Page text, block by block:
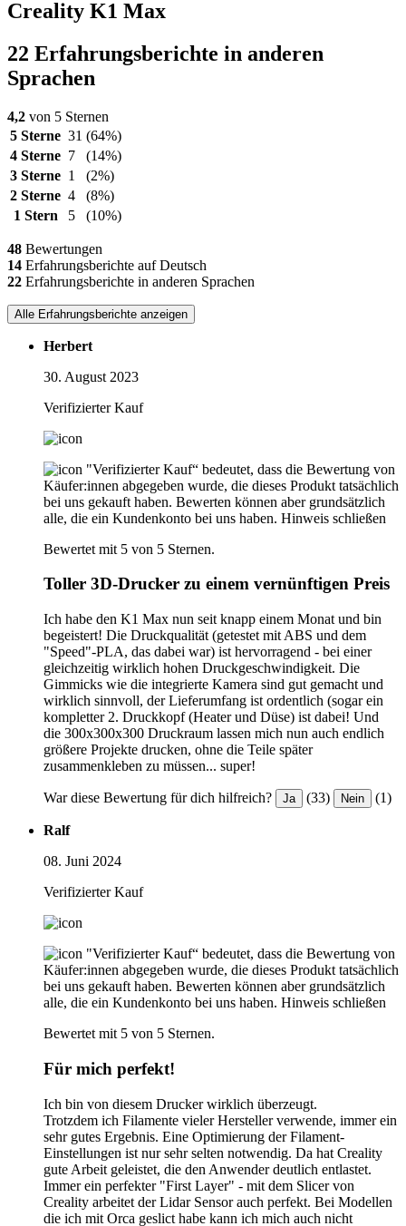
Creality K1 Max
22 Erfahrungsberichte in anderen
Sprachen
4,2 von 5 Sternen
5 Sterne 31 (64%)
4 Sterne 7
(14%)
3 Sterne 1
(2%)
2 Sterne 4
(8%)
1 Stern
5 (10%)
48 Bewertungen
14 Erfahrungsberichte auf Deutsch
22 Erfahrungsberichte in anderen Sprachen
Alle Erfahrungsberichte anzeigen
Herbert
30. August 2023
Verifizierter Kauf
"Verifizierter Kauf“ bedeutet, dass die Bewertung von
Käufer:innen abgegeben wurde, die dieses Produkt tatsächlich
bei uns gekauft haben. Bewerten können aber grundsätzlich
alle, die ein Kundenkonto bei uns haben. Hinweis schließen
Bewertet mit 5 von 5 Sternen.
Toller 3D-Drucker zu einem vernünftigen Preis
Ich habe den K1 Max nun seit knapp einem Monat und bin
begeistert! Die Druckqualität (getestet mit ABS und dem
"Speed"-PLA, das dabei war) ist hervorragend - bei einer
gleichzeitig wirklich hohen Druckgeschwindigkeit. Die
Gimmicks wie die integrierte Kamera sind gut gemacht und
wirklich sinnvoll, der Lieferumfang ist ordentlich (sogar ein
kompletter 2. Druckkopf (Heater und Düse) ist dabei! Und
die 300x300x300 Druckraum lassen mich nun auch endlich
größere Projekte drucken, ohne die Teile später
zusammenkleben zu müssen... super!
War diese Bewertung für dich hilfreich? Ja (33) Nein (1)
Ralf
08. Juni 2024
Verifizierter Kauf
"Verifizierter Kauf“ bedeutet, dass die Bewertung von
Käufer:innen abgegeben wurde, die dieses Produkt tatsächlich
bei uns gekauft haben. Bewerten können aber grundsätzlich
alle, die ein Kundenkonto bei uns haben. Hinweis schließen
Bewertet mit 5 von 5 Sternen.
Für mich perfekt!
Ich bin von diesem Drucker wirklich überzeugt.
Trotzdem ich Filamente vieler Hersteller verwende, immer ein
sehr gutes Ergebnis. Eine Optimierung der Filament-
Einstellungen ist nur sehr selten notwendig. Da hat Creality
gute Arbeit geleistet, die den Anwender deutlich entlastet.
Immer ein perfekter "First Layer" - mit dem Slicer von
Creality arbeitet der Lidar Sensor auch perfekt. Bei Modellen
die ich mit Orca geslict habe kann ich mich auch nicht